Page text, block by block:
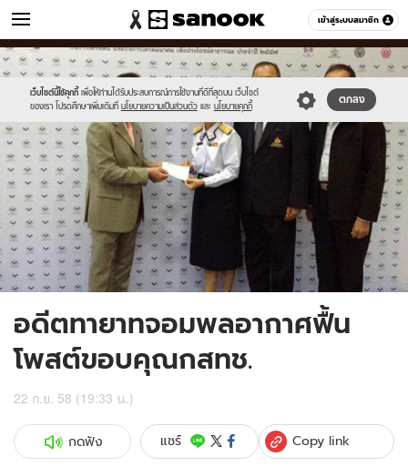
เข้าสู่ระบบสมาชิก
ข่าว หมวดอื่นๆ
เว็บไซต์นี้ใช้คุกกี้ เพื่อให้ท่านได้รับประสบการณ์การใช้งานที่ดีที่สุดบน เว็บไซต์
ของเรา โปรดศึกษาเพิ่มเติมที่ นโยบายความเป็นส่วนตัว และ นโยบายคุกกี้
ตกลง
Sanook
//s.isanook.com/sr/0/images/logo-
new-
sanook.png
600
60
//s.isanook.com/ns/0/ud/374/1870150/647681-
02.jpg
อดีตทายาทจอมพลอากาศฟื้น
โพสต์ขอบคุณกสทช.
22 ก.ย. 58 (19:33 น.)
กดฟัง แชร์ Copy link